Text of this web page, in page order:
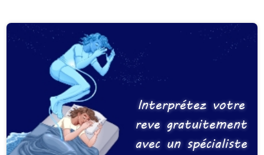
Interprétez votre
reve gratuitement
avec un spécialiste